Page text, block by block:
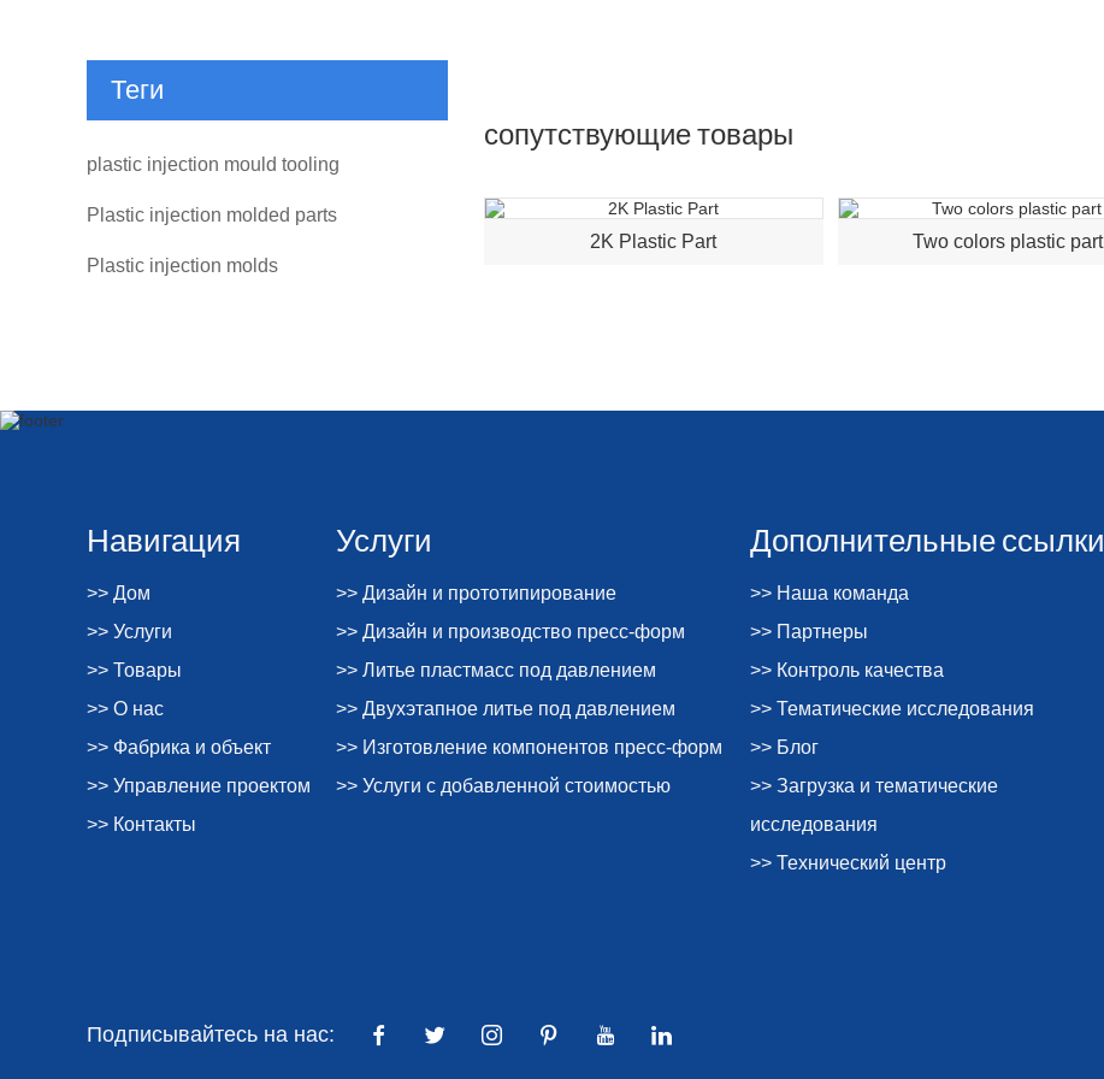
сопутствующие товары
2K Plastic Part Two colors plastic part
Теги
plastic injection mould tooling
Plastic injection molded parts
Plastic injection molds
Навигация
>> Дом
>> Услуги
>> Товары
>> О нас
>> Фабрика и объект
>> Управление проектом
>> Контакты
Услуги
>> Дизайн и прототипирование
>> Дизайн и производство пресс-форм
>> Литье пластмасс под давлением
>> Двухэтапное литье под давлением
>> Изготовление компонентов пресс-форм
>> Услуги с добавленной стоимостью
Дополнительные ссылки
>> Наша команда
>> Партнеры
>> Контроль качества
>> Тематические исследования
>> Блог
>> Загрузка и тематические
исследования
>> Технический центр
Подписывайтесь на нас: